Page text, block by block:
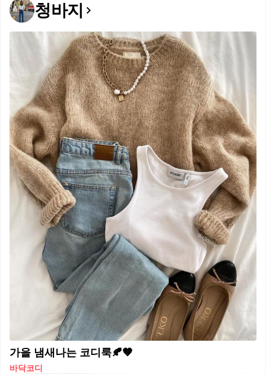
청바지
가을 냄새나는 코디룩🍂🤎
바닥코디